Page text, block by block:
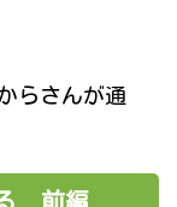
らさんが通
る 前編